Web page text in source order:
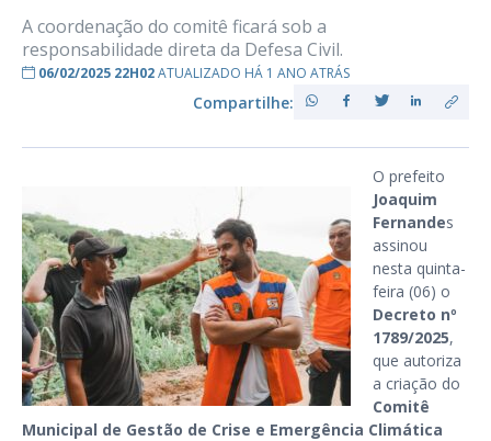
A coordenação do comitê ficará sob a
responsabilidade direta da Defesa Civil.
06/02/2025 22H02ATUALIZADO HÁ 1 ANO ATRÁS
Compartilhe:
O prefeito
Joaquim
Fernandes
assinou
nesta quinta-
feira (06) o
Decreto nº
1789/2025,
que autoriza
a criação do
Comitê
Municipal de Gestão de Crise e Emergência Climática